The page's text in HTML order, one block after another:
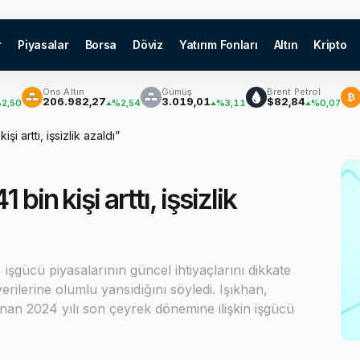
Piyasalar Borsa Döviz Yatırım Fonları Altın Kripto
Ons Altın
206.982,27 %2,54
Gümüş
3.019,01 %3,11
Brent Petrol
$82,84 %0,07 ₿
arttı, işsizlik azaldı”
bin kişi arttı, işsizlik
piyasalarının güncel ihtiyaçlarını dikkate
olumlu yansıdığını söyledi. Işıkhan,
2024 yılı son çeyrek dönemine ilişkin işgücü